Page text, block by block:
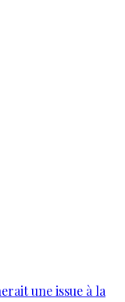
une issue à la